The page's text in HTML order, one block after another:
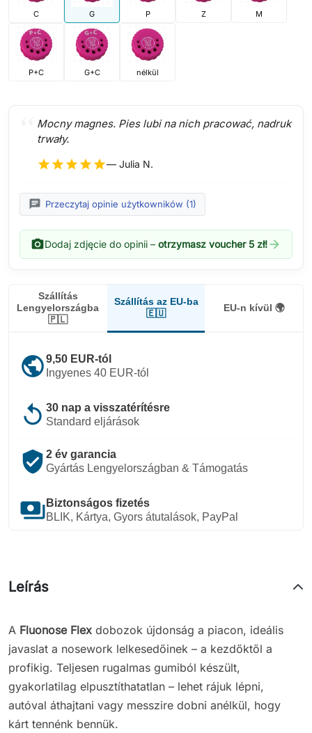
C G P Z M
P+C G+C nélkül
Mocny magnes. Pies lubi na nich pracować, nadruk
trwały.
star star star star star— Julia N.
chat Przeczytaj opinie użytkowników (1)
photo_cameraDodaj zdjęcie do opinii – otrzymasz voucher 5 zł!arrow_forward
Szállítás
Lengyelországba
🇵🇱
Szállítás az EU-ba
🇪🇺
EU-n kívül 🌍
public9,50 EUR-tól
Ingyenes 40 EUR-tól
replay 30 nap a visszatérítésre
Standard eljárások
verified_user 2 év garancia
Gyártás Lengyelországban & Támogatás
payments Biztonságos fizetés
BLIK, Kártya, Gyors átutalások, PayPal
Leírás
A Fluonose Flex dobozok újdonság a piacon, ideális
javaslat a nosework lelkesedőinek – a kezdőktől a
profikig. Teljesen rugalmas gumiból készült,
gyakorlatilag elpusztíthatatlan – lehet rájuk lépni,
autóval áthajtani vagy messzire dobni anélkül, hogy
kárt tennénk bennük.